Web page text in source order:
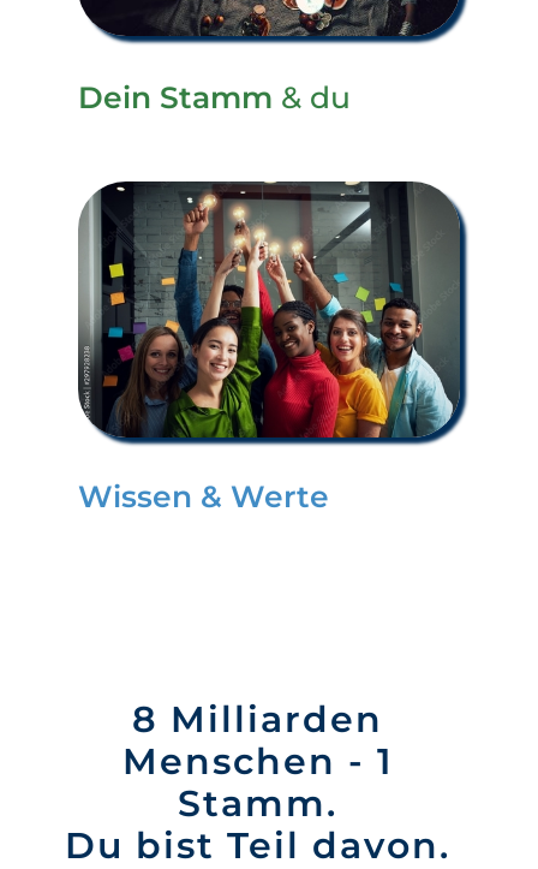
Dein Stamm & du
Wissen & Werte
8 Milliarden
Menschen - 1
Stamm.
Du bist Teil davon.